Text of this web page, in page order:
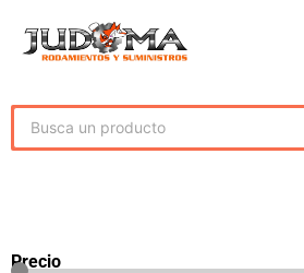
Precio